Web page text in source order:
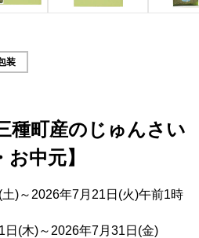
装
種町産のじゅんさい
お中元】
)～2026年7月21日(火)午前1時
(木)～2026年7月31日(金)